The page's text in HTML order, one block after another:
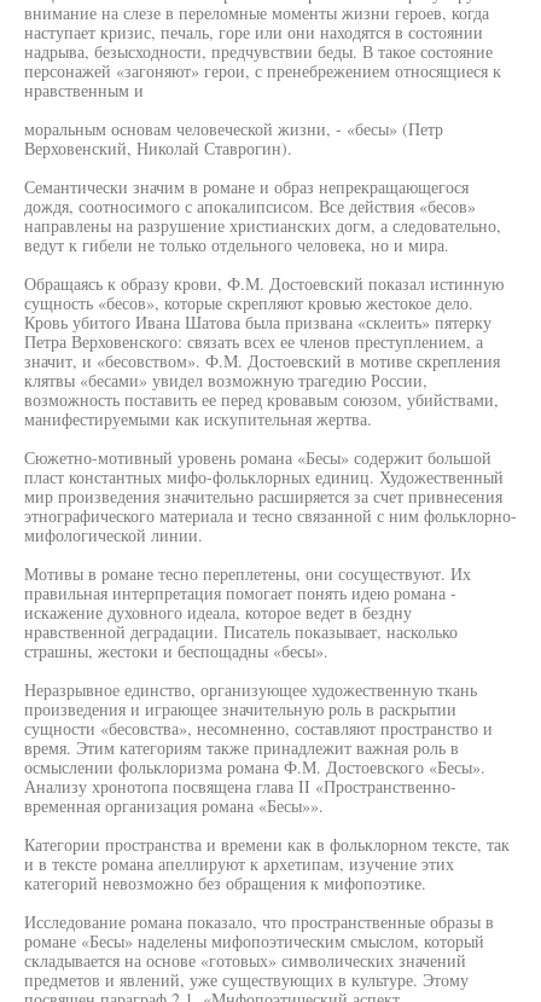
внимание на слезе в переломные моменты жизни героев, когда
наступает кризис, печаль, горе или они находятся в состоянии
надрыва, безысходности, предчувствии беды. В такое состояние
персонажей «загоняют» герои, с пренебрежением относящиеся к
нравственным и
моральным основам человеческой жизни, - «бесы» (Петр
Верховенский, Николай Ставрогин).
Семантически значим в романе и образ непрекращающегося
дождя, соотносимого с апокалипсисом. Все действия «бесов»
направлены на разрушение христианских догм, а следовательно,
ведут к гибели не только отдельного человека, но и мира.
Обращаясь к образу крови, Ф.М. Достоевский показал истинную
сущность «бесов», которые скрепляют кровью жестокое дело.
Кровь убитого Ивана Шатова была призвана «склеить» пятерку
Петра Верховенского: связать всех ее членов преступлением, а
значит, и «бесовством». Ф.М. Достоевский в мотиве скрепления
клятвы «бесами» увидел возможную трагедию России,
возможность поставить ее перед кровавым союзом, убийствами,
манифестируемыми как искупительная жертва.
Сюжетно-мотивный уровень романа «Бесы» содержит большой
пласт константных мифо-фольклорных единиц. Художественный
мир произведения значительно расширяется за счет привнесения
этнографического материала и тесно связанной с ним фольклорно-
мифологической линии.
Мотивы в романе тесно переплетены, они сосуществуют. Их
правильная интерпретация помогает понять идею романа -
искажение духовного идеала, которое ведет в бездну
нравственной деградации. Писатель показывает, насколько
страшны, жестоки и беспощадны «бесы».
Неразрывное единство, организующее художественную ткань
произведения и играющее значительную роль в раскрытии
сущности «бесовства», несомненно, составляют пространство и
время. Этим категориям также принадлежит важная роль в
осмыслении фольклоризма романа Ф.М. Достоевского «Бесы».
Анализу хронотопа посвящена глава II «Пространственно-
временная организация романа «Бесы»».
Категории пространства и времени как в фольклорном тексте, так
и в тексте романа апеллируют к архетипам, изучение этих
категорий невозможно без обращения к мифопоэтике.
Исследование романа показало, что пространственные образы в
романе «Бесы» наделены мифопоэтическим смыслом, который
складывается на основе «готовых» символических значений
предметов и явлений, уже существующих в культуре. Этому